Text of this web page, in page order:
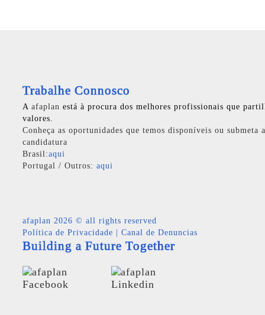
Trabalhe Connosco
A afaplan está à procura dos melhores profissionais que
valores.
Conheça as oportunidades que temos disponíveis ou submeta
candidatura
Brasil:aqui
Portugal / Outros: aqui
afaplan 2026 © all rights reserved
Política de Privacidade
Canal de Denuncias
Building a Future Together